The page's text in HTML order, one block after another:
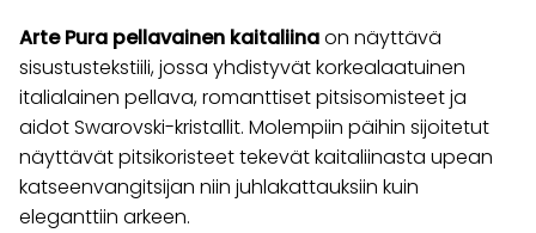
Arte Pura pellavainen kaitaliinaon näyttävä
sisustustekstiili, jossa yhdistyvät korkealaatuinen
italialainen pellava, romanttiset pitsisomisteet ja
aidot Swarovski-kristallit. Molempiin päihin sijoitetut
näyttävät pitsikoristeet tekevät kaitaliinasta upean
katseenvangitsijan niin juhlakattauksiin kuin
eleganttiin arkeen.